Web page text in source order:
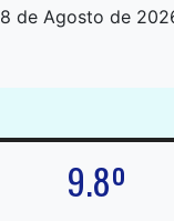
8 de Agosto de
9.8º